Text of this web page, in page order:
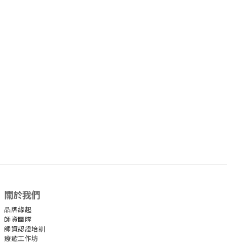
關於我們
品牌緣起
師資團隊
師資認證培訓
療癒工作坊